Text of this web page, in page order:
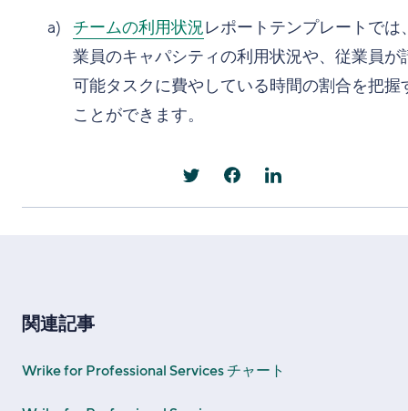
チームの利用状況レポートテンプレートでは
業員のキャパシティの利用状況や、従業員が
可能タスクに費やしている時間の割合を把握
ことができます。
関連記事
Wrike for Professional Services チャート